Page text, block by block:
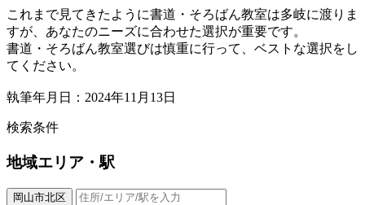
これまで見てきたように書道・そろばん教室は多岐に渡りま
すが、あなたのニーズに合わせた選択が重要です。
書道・そろばん教室選びは慎重に行って、ベストな選択をし
てください。
執筆年月日：2024年11月13日
検索条件
地域エリア・駅
岡山市北区